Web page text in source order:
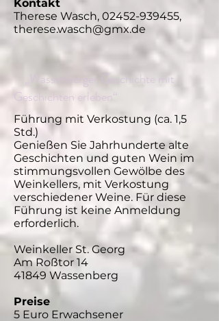
Kontakt
Therese Wasch, 02452-939455,
therese.wasch@gmx.de
„Wassenberger Geschichte mit
Geschichten erleben“
Führung mit Verkostung (ca. 1,5
Std.)
Genießen Sie Jahrhunderte alte
Geschichten und guten Wein im
stimmungsvollen Gewölbe des
Weinkellers, mit Verkostung
verschiedener Weine. Für diese
Führung ist keine Anmeldung
erforderlich.
Weinkeller St. Georg
Am Roßtor 14
41849 Wassenberg
Preise
5 Euro Erwachsener